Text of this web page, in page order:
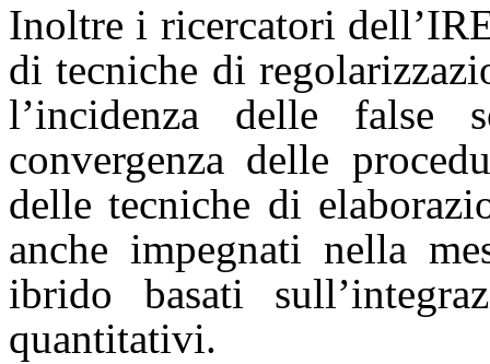
Inoltre i ricercatori
di tecniche di
l’incidenza delle
convergenza delle
delle tecniche di
anche impegnati nella
ibrido basati
quantitativi.